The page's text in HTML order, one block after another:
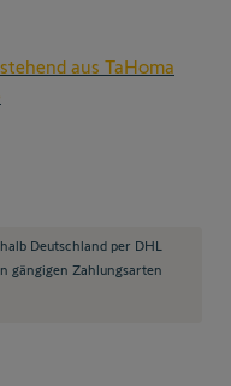
aus TaHoma
Deutschland per DHL
gängigen Zahlungsarten